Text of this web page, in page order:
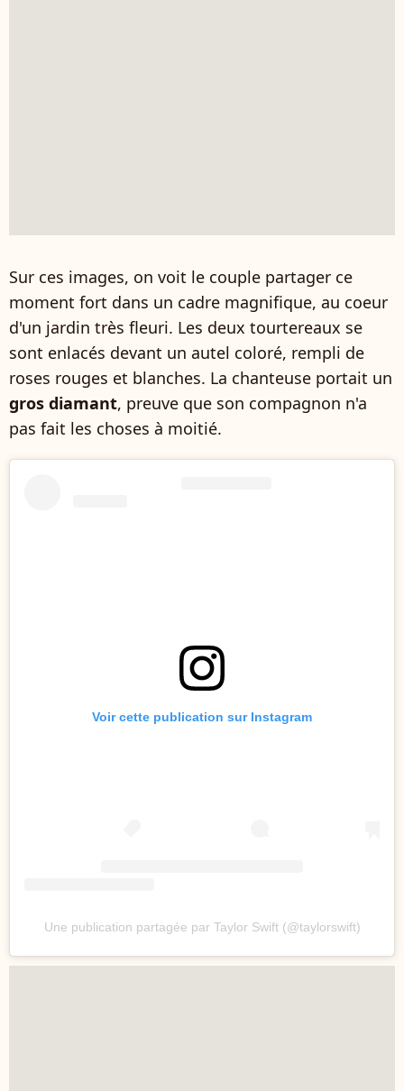
Sur ces images, on voit le couple partager ce
moment fort dans un cadre magnifique, au coeur
d'un jardin très fleuri. Les deux tourtereaux se
sont enlacés devant un autel coloré, rempli de
roses rouges et blanches. La chanteuse portait un
gros diamant, preuve que son compagnon n'a
pas fait les choses à moitié.
Voir cette publication sur Instagram
Une publication partagée par Taylor Swift (@taylorswift)